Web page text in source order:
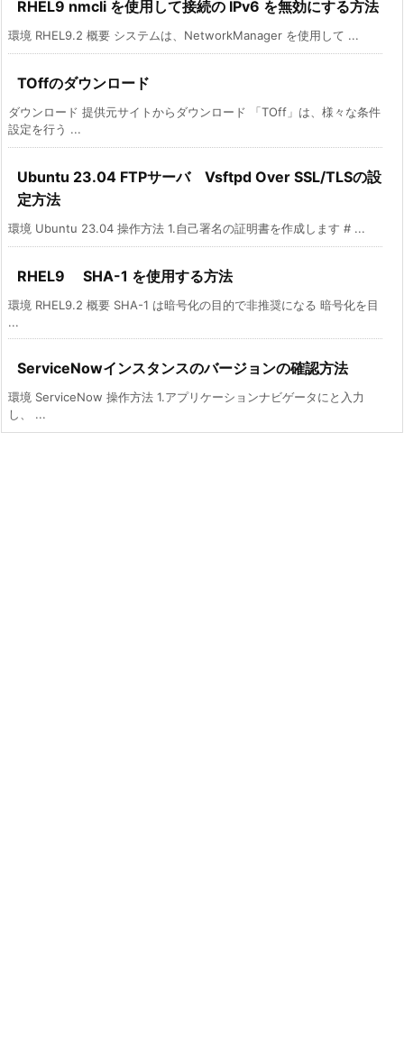
RHEL9 nmcli を使用して接続の IPv6 を無効にする方法
環境 RHEL9.2 概要 システムは、NetworkManager を使用して ...
TOffのダウンロード
ダウンロード 提供元サイトからダウンロード 「TOff」は、様々な条件
設定を行う ...
Ubuntu 23.04 FTPサーバ Vsftpd Over SSL/TLSの設
定方法
環境 Ubuntu 23.04 操作方法 1.自己署名の証明書を作成します # ...
RHEL9 SHA-1 を使用する方法
環境 RHEL9.2 概要 SHA-1 は暗号化の目的で非推奨になる 暗号化を目
...
ServiceNowインスタンスのバージョンの確認方法
環境 ServiceNow 操作方法 1.アプリケーションナビゲータにと入力
し、 ...